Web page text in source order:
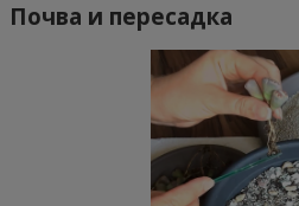
Почва и пересадка